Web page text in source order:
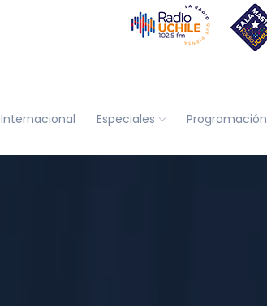
Internacional Especiales Programación